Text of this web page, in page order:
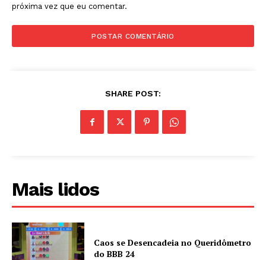
próxima vez que eu comentar.
SHARE POST:
Mais lidos
Caos se Desencadeia no Queridômetro
do BBB 24